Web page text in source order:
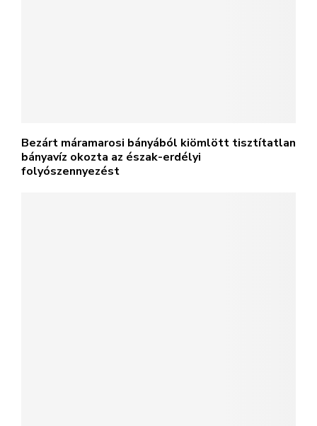
Bezárt máramarosi bányából kiömlött tisztítatlan
bányavíz okozta az észak-erdélyi
folyószennyezést